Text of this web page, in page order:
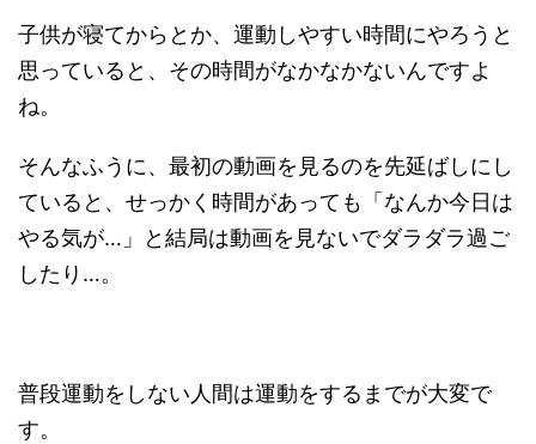
子供が寝てからとか、運動しやすい時間にやろうと
思っていると、その時間がなかなかないんですよ
ね。
そんなふうに、最初の動画を見るのを先延ばしにし
ていると、せっかく時間があっても「なんか今日は
やる気が…」と結局は動画を見ないでダラダラ過ご
したり…。
普段運動をしない人間は運動をするまでが大変で
す。